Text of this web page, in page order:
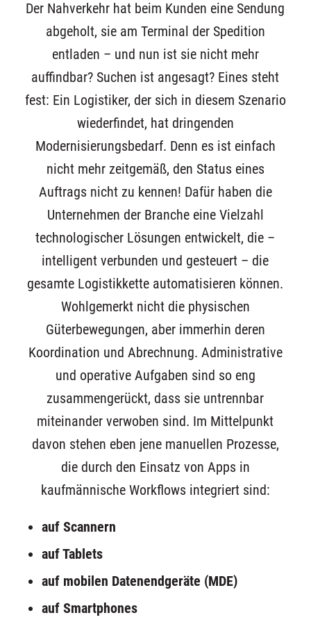
Der Nahverkehr hat beim Kunden eine Sendung
abgeholt, sie am Terminal der Spedition
entladen – und nun ist sie nicht mehr
auffindbar? Suchen ist angesagt? Eines steht
fest: Ein Logistiker, der sich in diesem Szenario
wiederfindet, hat dringenden
Modernisierungsbedarf. Denn es ist einfach
nicht mehr zeitgemäß, den Status eines
Auftrags nicht zu kennen! Dafür haben die
Unternehmen der Branche eine Vielzahl
technologischer Lösungen entwickelt, die –
intelligent verbunden und gesteuert – die
gesamte Logistikkette automatisieren können.
Wohlgemerkt nicht die physischen
Güterbewegungen, aber immerhin deren
Koordination und Abrechnung. Administrative
und operative Aufgaben sind so eng
zusammengerückt, dass sie untrennbar
miteinander verwoben sind. Im Mittelpunkt
davon stehen eben jene manuellen Prozesse,
die durch den Einsatz von Apps in
kaufmännische Workflows integriert sind:
auf Scannern
auf Tablets
auf mobilen Datenendgeräte (MDE)
auf Smartphones